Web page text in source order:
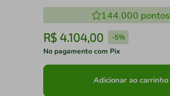
144.000 pontos
R$ 4.104,00 -5%
No pagamento com Pix
Adicionar ao carrinho